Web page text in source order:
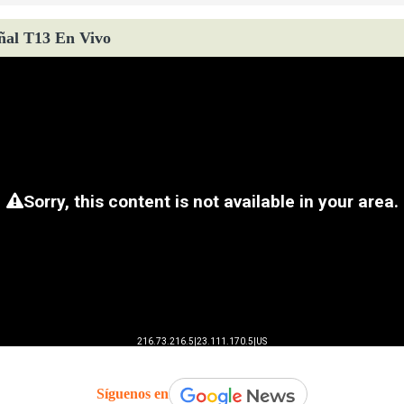
T13 En Vivo
Síguenos en